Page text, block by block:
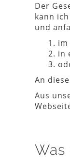
Der
kann
und
im
in
An
Aus
Was